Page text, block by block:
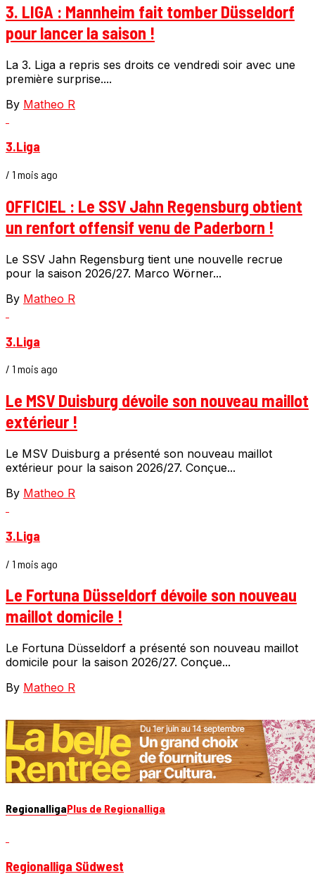
3. LIGA : Mannheim fait tomber Düsseldorf
pour lancer la saison !
La 3. Liga a repris ses droits ce vendredi soir avec une
première surprise....
By Matheo R
3.Liga
/ 1 mois ago
OFFICIEL : Le SSV Jahn Regensburg obtient
un renfort offensif venu de Paderborn !
Le SSV Jahn Regensburg tient une nouvelle recrue
pour la saison 2026/27. Marco Wörner...
By Matheo R
3.Liga
/ 1 mois ago
Le MSV Duisburg dévoile son nouveau maillot
extérieur !
Le MSV Duisburg a présenté son nouveau maillot
extérieur pour la saison 2026/27. Conçue...
By Matheo R
3.Liga
/ 1 mois ago
Le Fortuna Düsseldorf dévoile son nouveau
maillot domicile !
Le Fortuna Düsseldorf a présenté son nouveau maillot
domicile pour la saison 2026/27. Conçue...
By Matheo R
RegionalligaPlus de Regionalliga
Regionalliga Südwest